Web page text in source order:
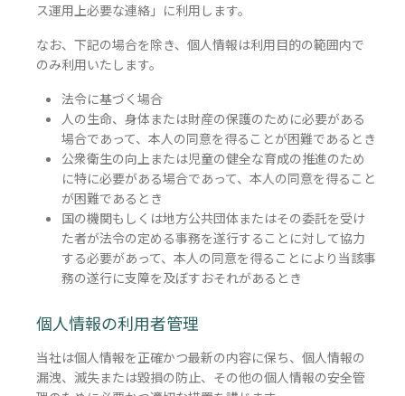
ス運用上必要な連絡」に利用します。
なお、下記の場合を除き、個人情報は利用目的の範囲内で
のみ利用いたします。
法令に基づく場合
人の生命、身体または財産の保護のために必要がある
場合であって、本人の同意を得ることが困難であるとき
公衆衛生の向上または児童の健全な育成の推進のため
に特に必要がある場合であって、本人の同意を得ること
が困難であるとき
国の機関もしくは地方公共団体またはその委託を受け
た者が法令の定める事務を遂行することに対して協力
する必要があって、本人の同意を得ることにより当該事
務の遂行に支障を及ぼすおそれがあるとき
個人情報の利用者管理
当社は個人情報を正確かつ最新の内容に保ち、個人情報の
漏洩、滅失または毀損の防止、その他の個人情報の安全管